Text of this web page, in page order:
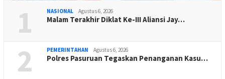
1 NASIONAL Agustus 6, 2026
Malam Terakhir Diklat Ke-III Aliansi Jay…
2 PEMERINTAHAN Agustus 6, 2026
Polres Pasuruan Tegaskan Penanganan Kasu…